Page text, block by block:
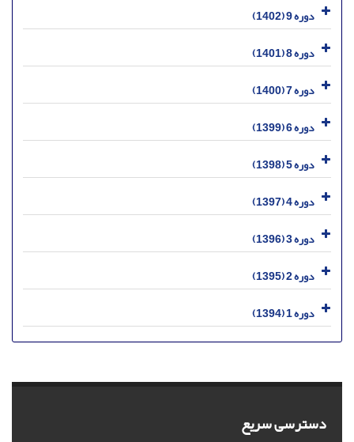
دوره 9 (1402)
دوره 8 (1401)
دوره 7 (1400)
دوره 6 (1399)
دوره 5 (1398)
دوره 4 (1397)
دوره 3 (1396)
دوره 2 (1395)
دوره 1 (1394)
دسترسی سریع